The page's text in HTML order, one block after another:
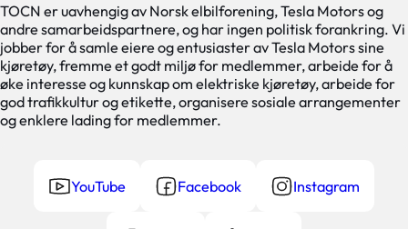
TOCN er uavhengig av Norsk elbilforening, Tesla Motors og
andre samarbeidspartnere, og har ingen politisk forankring. Vi
jobber for å samle eiere og entusiaster av Tesla Motors sine
kjøretøy, fremme et godt miljø for medlemmer, arbeide for å
øke interesse og kunnskap om elektriske kjøretøy, arbeide for
god trafikkultur og etikette, organisere sosiale arrangementer
og enklere lading for medlemmer.
YouTube Facebook Instagram